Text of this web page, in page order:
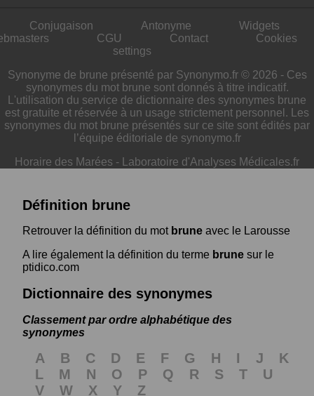
Conjugaison Antonyme
Widgets
CGU Contact
Cookies
settings
Synonyme de brune présenté par Synonymo.fr © 2026 - Ces
synonymes du mot brune sont donnés à titre indicatif.
L'utilisation du service de dictionnaire des synonymes brune
est gratuite et réservée à un usage strictement personnel. Les
synonymes du mot brune présentés sur ce site sont édités par
l’équipe éditoriale de synonymo.fr
Horaire des Marées - Laboratoire d'Analyses Médicales.fr
Définition brune
Retrouver la définition du mot brune avec le Larousse
A lire également la définition du terme brune sur le
ptidico.com
Dictionnaire des synonymes
Classement par ordre alphabétique des
synonymes
A B C D E F G H I J
K
L
M N O P Q R S T
U
V
W X Y Z